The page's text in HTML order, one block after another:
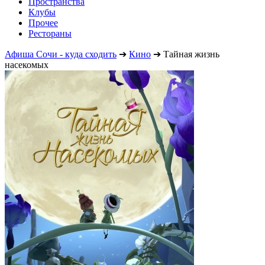
Клубы
Прочее
Рестораны
Афиша Сочи - куда сходить ➔ Кино ➔ Тайная жизнь
насекомых